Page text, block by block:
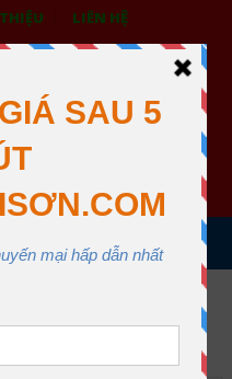
LIÊN HỆ
THÁI SƠN
QUẬN 12